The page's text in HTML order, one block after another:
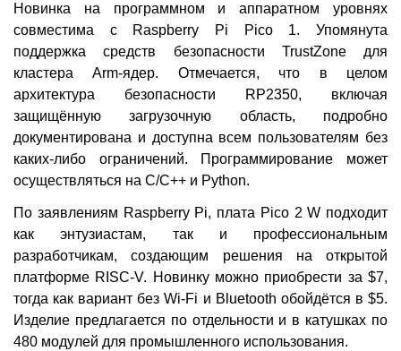
Новинка на программном и аппаратном уровнях
совместима с Raspberry Pi Pico 1. Упомянута
поддержка средств безопасности TrustZone для
кластера Arm-ядер. Отмечается, что в целом
архитектура безопасности RP2350, включая
защищённую загрузочную область, подробно
документирована и доступна всем пользователям без
каких-либо ограничений. Программирование может
осуществляться на C/C++ и Python.
По заявлениям Raspberry Pi, плата Pico 2 W подходит
как энтузиастам, так и профессиональным
разработчикам, создающим решения на открытой
платформе RISC-V. Новинку можно приобрести за $7,
тогда как вариант без Wi-Fi и Bluetooth обойдётся в $5.
Изделие предлагается по отдельности и в катушках по
480 модулей для промышленного использования.